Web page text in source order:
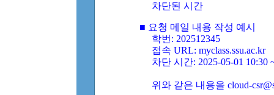
차단된 시간
■ 요청 메일 내용 작성 예시
학번: 202512345
접속 URL: myclass.ssu.ac.kr
차단 시간: 2025-05-01 10:30
위와 같은 내용을 cloud-